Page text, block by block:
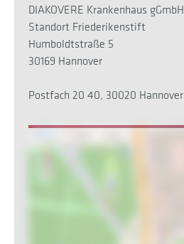
DIAKOVERE Krankenhaus gGmbH
Standort Friederikenstift
Humboldtstraße 5
30169 Hannover
Postfach 20 40, 30020 Hannover